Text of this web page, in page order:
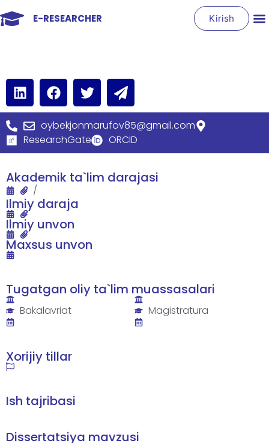
E-RESEARCHER Kirish
oybekjonmarufov85@gmail.com
ResearchGate
ORCID
Akademik ta`lim darajasi
/
Ilmiy daraja
Ilmiy unvon
Maxsus unvon
Tugatgan oliy ta`lim muassasalari
Bakalavriat Magistratura
Xorijiy tillar
Ish tajribasi
Dissertatsiya mavzusi